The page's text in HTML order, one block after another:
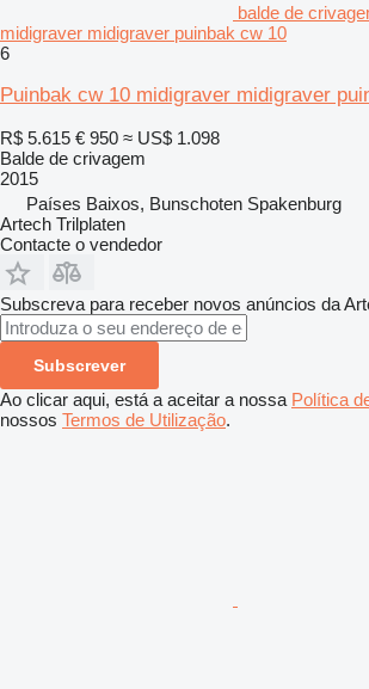
balde de
midigraver midigraver puinbak cw 10
6
Puinbak cw 10 midigraver midigraver
R$ 5.615 € 950 ≈ US$ 1.098
Balde de crivagem
2015
Países Baixos, Bunschoten Spakenburg
Artech Trilplaten
Contacte o vendedor
Subscreva para receber novos anúncios da
Subscrever
Ao clicar aqui, está a aceitar a nossa Política
nossos Termos de Utilização.